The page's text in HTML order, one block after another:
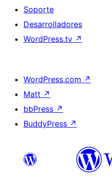
Soporte
Desarrolladores
WordPress.tv ↗
WordPress.com ↗
Matt ↗
bbPress ↗
BuddyPress ↗